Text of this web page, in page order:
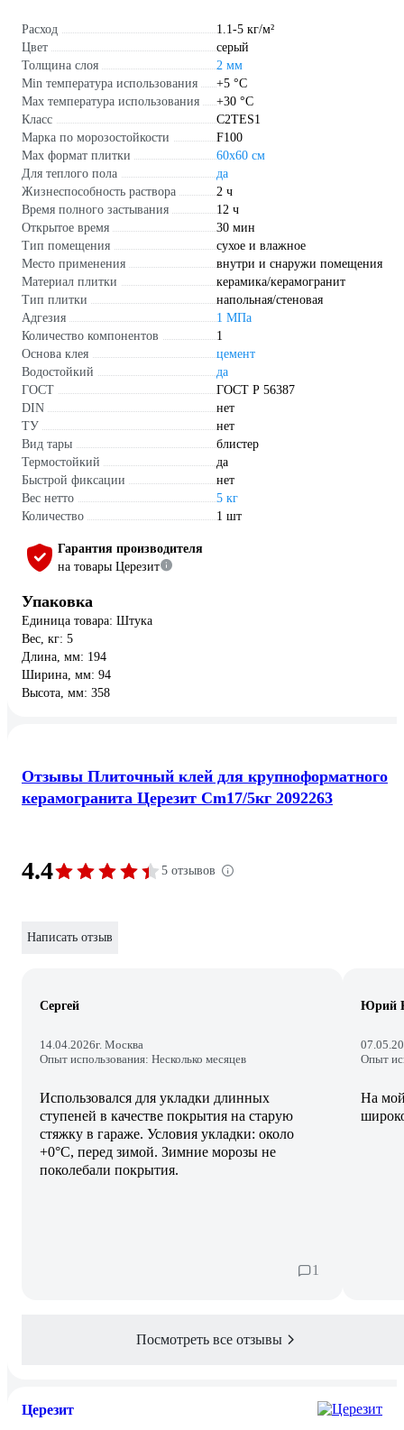
Расход
1.1-5 кг/м²
Цвет
серый
Толщина слоя
2 мм
Min температура использования
+5 °С
Max температура использования
+30 °С
Класс
С2ТЕS1
Марка по морозостойкости
F100
Max формат плитки
60х60 см
Для теплого пола
да
Жизнеспособность раствора
2 ч
Время полного застывания
12 ч
Открытое время
30 мин
Тип помещения
сухое и влажное
Место применения
внутри и снаружи помещения
Материал плитки
керамика/керамогранит
Тип плитки
напольная/стеновая
Адгезия
1 МПа
Количество компонентов
1
Основа клея
цемент
Водостойкий
да
ГОСТ
ГОСТ Р 56387
DIN
нет
ТУ
нет
Вид тары
блистер
Термостойкий
да
Быстрой фиксации
нет
Вес нетто
5 кг
Количество
1 шт
Гарантия производителя
на товары Церезит
Упаковка
Единица товара: Штука
Вес, кг: 5
Длина, мм: 194
Ширина, мм: 94
Высота, мм: 358
Отзывы Плиточный клей для крупноформатного
керамогранита Церезит Cm17/5кг 2092263
4.4 5 отзывов
Написать отзыв
Сергей
14.04.2026г. Москва
Опыт использования: Несколько месяцев
Использовался для укладки длинных
ступеней в качестве покрытия на старую
стяжку в гараже. Условия укладки: около
+0°C, перед зимой. Зимние морозы не
поколебали покрытия.
1
Юрий
Опыт
На
Посмотреть все отзывы
Церезит